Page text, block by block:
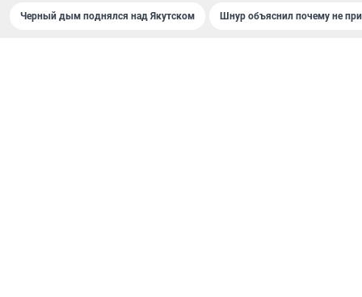
Черный дым поднялся над Якутском Шнур объяснил почему не